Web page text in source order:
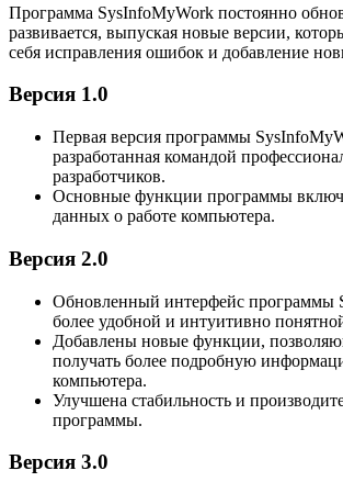
Программа SysInfoMyWork постоянно
развивается, выпуская новые версии,
себя исправления ошибок и добавление
Версия 1.0
Первая версия программы
разработанная командой
разработчиков.
Основные функции программы
данных о работе компьютера.
Версия 2.0
Обновленный интерфейс программы
более удобной и интуитивно
Добавлены новые функции,
получать более подробную
компьютера.
Улучшена стабильность и
программы.
Версия 3.0